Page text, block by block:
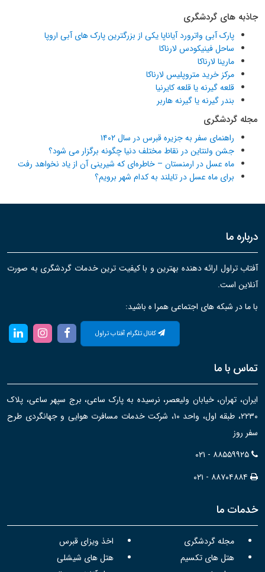
جاذبه های گردشگری
پارک آبی واترورد آیاناپا یکی از بزرگترین پارک های آبی اروپا
ساحل فینیکودس لارناکا
مارینا لارناکا
مرکز خرید متروپلیس لارناکا
قلعه گیرنه یا قلعه کایرنیا
بندر گیرنه یا گیرنه هاربر
مجله گردشگری
راهنمای سفر به جزیره قبرس در سال ۱۴۰۲
جشن ولنتاین در نقاط مختلف دنیا چگونه برگزار می شود؟
ماه عسل در ارمنستان – خاطره‌ای که شیرینی آن از یاد نخواهد رفت
برای ماه عسل در تایلند به کدام شهر برویم؟
درباره ما
آفتاب تراول ارائه دهنده بهترین و با کیفیت ترین خدمات گردشگری به صورت
آنلاین است.
با ما در شبکه های اجتماعی همرا ه باشید:
کانال تلگرام آفتاب تراول
تماس با ما
ایران، تهران، خیابان ولیعصر، نرسیده به پارک ساعی، برج سپهر ساعی، پلاک
۲۲۳۰، طبقه اول، واحد ۱۰، شرکت خدمات مسافرت هوایی و جهانگردی طرح
سفر روز
۰۲۱ - ۸۸۵۵۹۹۲۵
۰۲۱ - ۸۸۷۰۴۸۸۴
خدمات ما
مجله گردشگری
اخذ ویزای قبرس
هتل های تکسیم
هتل های شیشلی